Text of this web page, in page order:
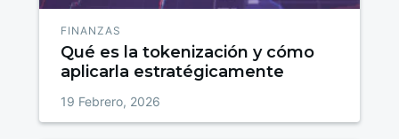
FINANZAS
Qué es la tokenización y cómo
aplicarla estratégicamente
19 Febrero, 2026